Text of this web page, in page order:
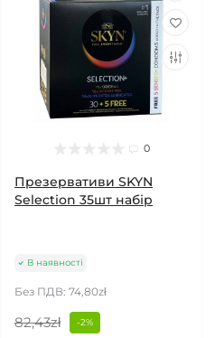
0
Презервативи SKYN
Selection 35шт набір
В наявності
Без ПДВ: 74,80zł
82,43zł -2%